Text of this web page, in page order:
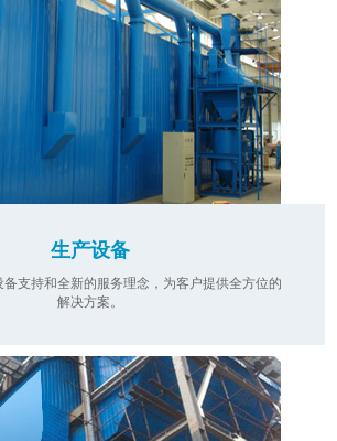
生产设备
支持和全新的服务理念，为客户提供全方位的
解决方案。